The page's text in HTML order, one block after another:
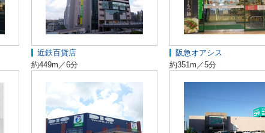
近鉄百貨店
約449m／6分
阪急オアシス
約351m／5分